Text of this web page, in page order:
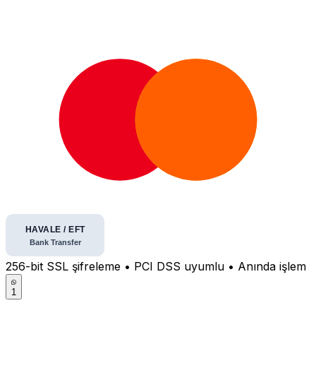
256-bit SSL şifreleme • PCI DSS uyumlu • Anında işlem
1